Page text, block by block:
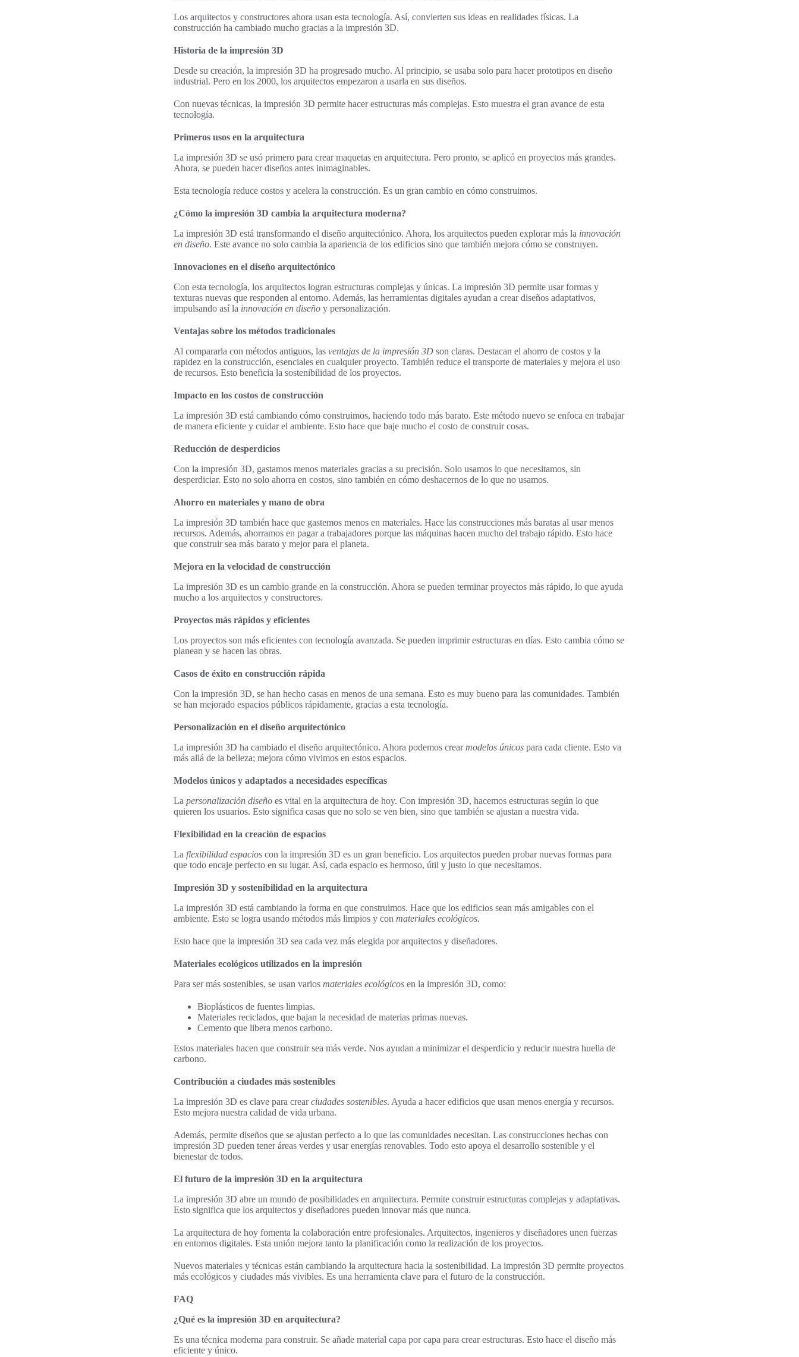
Los arquitectos y constructores ahora usan esta tecnología. Así, convierten sus ideas en realidades físicas. La
construcción ha cambiado mucho gracias a la impresión 3D.
Historia de la impresión 3D
Desde su creación, la impresión 3D ha progresado mucho. Al principio, se usaba solo para hacer prototipos en diseño
industrial. Pero en los 2000, los arquitectos empezaron a usarla en sus diseños.
Con nuevas técnicas, la impresión 3D permite hacer estructuras más complejas. Esto muestra el gran avance de esta
tecnología.
Primeros usos en la arquitectura
La impresión 3D se usó primero para crear maquetas en arquitectura. Pero pronto, se aplicó en proyectos más grandes.
Ahora, se pueden hacer diseños antes inimaginables.
Esta tecnología reduce costos y acelera la construcción. Es un gran cambio en cómo construimos.
¿Cómo la impresión 3D cambia la arquitectura moderna?
La impresión 3D está transformando el diseño arquitectónico. Ahora, los arquitectos pueden explorar más la innovación
en diseño. Este avance no solo cambia la apariencia de los edificios sino que también mejora cómo se construyen.
Innovaciones en el diseño arquitectónico
Con esta tecnología, los arquitectos logran estructuras complejas y únicas. La impresión 3D permite usar formas y
texturas nuevas que responden al entorno. Además, las herramientas digitales ayudan a crear diseños adaptativos,
impulsando así la innovación en diseño y personalización.
Ventajas sobre los métodos tradicionales
Al compararla con métodos antiguos, las ventajas de la impresión 3D son claras. Destacan el ahorro de costos y la
rapidez en la construcción, esenciales en cualquier proyecto. También reduce el transporte de materiales y mejora el uso
de recursos. Esto beneficia la sostenibilidad de los proyectos.
Impacto en los costos de construcción
La impresión 3D está cambiando cómo construimos, haciendo todo más barato. Este método nuevo se enfoca en trabajar
de manera eficiente y cuidar el ambiente. Esto hace que baje mucho el costo de construir cosas.
Reducción de desperdicios
Con la impresión 3D, gastamos menos materiales gracias a su precisión. Solo usamos lo que necesitamos, sin
desperdiciar. Esto no solo ahorra en costos, sino también en cómo deshacernos de lo que no usamos.
Ahorro en materiales y mano de obra
La impresión 3D también hace que gastemos menos en materiales. Hace las construcciones más baratas al usar menos
recursos. Además, ahorramos en pagar a trabajadores porque las máquinas hacen mucho del trabajo rápido. Esto hace
que construir sea más barato y mejor para el planeta.
Mejora en la velocidad de construcción
La impresión 3D es un cambio grande en la construcción. Ahora se pueden terminar proyectos más rápido, lo que ayuda
mucho a los arquitectos y constructores.
Proyectos más rápidos y eficientes
Los proyectos son más eficientes con tecnología avanzada. Se pueden imprimir estructuras en días. Esto cambia cómo se
planean y se hacen las obras.
Casos de éxito en construcción rápida
Con la impresión 3D, se han hecho casas en menos de una semana. Esto es muy bueno para las comunidades. También
se han mejorado espacios públicos rápidamente, gracias a esta tecnología.
Personalización en el diseño arquitectónico
La impresión 3D ha cambiado el diseño arquitectónico. Ahora podemos crearmodelos únicos para cada cliente. Esto va
más allá de la belleza; mejora cómo vivimos en estos espacios.
Modelos únicos y adaptados a necesidades específicas
La personalización diseño es vital en la arquitectura de hoy. Con impresión 3D, hacemos estructuras según lo que
quieren los usuarios. Esto significa casas que no solo se ven bien, sino que también se ajustan a nuestra vida.
Flexibilidad en la creación de espacios
La flexibilidad espacios con la impresión 3D es un gran beneficio. Los arquitectos pueden probar nuevas formas para
que todo encaje perfecto en su lugar. Así, cada espacio es hermoso, útil y justo lo que necesitamos.
Impresión 3D y sostenibilidad en la arquitectura
La impresión 3D está cambiando la forma en que construimos. Hace que los edificios sean más amigables con el
ambiente. Esto se logra usando métodos más limpios y con materiales ecológicos.
Esto hace que la impresión 3D sea cada vez más elegida por arquitectos y diseñadores.
Materiales ecológicos utilizados en la impresión
Para ser más sostenibles, se usan varios materiales ecológicos en la impresión 3D, como:
Bioplásticos de fuentes limpias.
Materiales reciclados, que bajan la necesidad de materias primas nuevas.
Cemento que libera menos carbono.
Estos materiales hacen que construir sea más verde. Nos ayudan a minimizar el desperdicio y reducir nuestra huella de
carbono.
Contribución a ciudades más sostenibles
La impresión 3D es clave para crearciudades sostenibles. Ayuda a hacer edificios que usan menos energía y recursos.
Esto mejora nuestra calidad de vida urbana.
Además, permite diseños que se ajustan perfecto a lo que las comunidades necesitan. Las construcciones hechas con
impresión 3D pueden tener áreas verdes y usar energías renovables. Todo esto apoya el desarrollo sostenible y el
bienestar de todos.
El futuro de la impresión 3D en la arquitectura
La impresión 3D abre un mundo de posibilidades en arquitectura. Permite construir estructuras complejas y adaptativas.
Esto significa que los arquitectos y diseñadores pueden innovar más que nunca.
La arquitectura de hoy fomenta la colaboración entre profesionales. Arquitectos, ingenieros y diseñadores unen fuerzas
en entornos digitales. Esta unión mejora tanto la planificación como la realización de los proyectos.
Nuevos materiales y técnicas están cambiando la arquitectura hacia la sostenibilidad. La impresión 3D permite proyectos
más ecológicos y ciudades más vivibles. Es una herramienta clave para el futuro de la construcción.
FAQ
¿Qué es la impresión 3D en arquitectura?
Es una técnica moderna para construir. Se añade material capa por capa para crear estructuras. Esto hace el diseño más
eficiente y único.